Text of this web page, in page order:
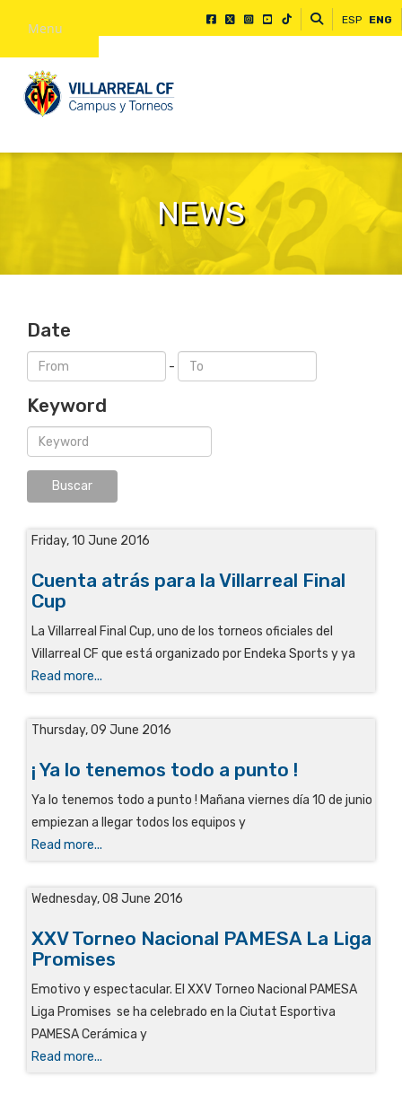
Menu ESP ENG
NEWS
Date
-
Keyword
Friday, 10 June 2016
Cuenta atrás para la Villarreal Final
Cup
La Villarreal Final Cup, uno de los torneos oficiales del
Villarreal CF que está organizado por Endeka Sports y ya
Read more...
Thursday, 09 June 2016
¡ Ya lo tenemos todo a punto !
Ya lo tenemos todo a punto ! Mañana viernes día 10 de junio
empiezan a llegar todos los equipos y
Read more...
Wednesday, 08 June 2016
XXV Torneo Nacional PAMESA La Liga
Promises
Emotivo y espectacular. El XXV Torneo Nacional PAMESA
Liga Promises se ha celebrado en la Ciutat Esportiva
PAMESA Cerámica y
Read more...